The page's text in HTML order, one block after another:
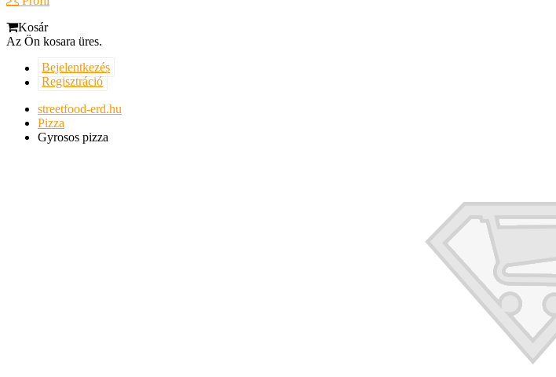
Kosár
Az Ön kosara üres.
Bejelentkezés
Regisztráció
streetfood-erd.hu
Pizza
Gyrosos pizza